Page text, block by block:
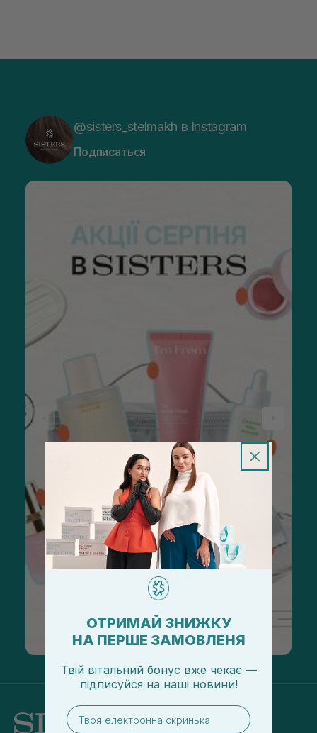
@sisters_stelmakh в Instagram
Подписаться
ОТРИМАЙ ЗНИЖКУ
НА ПЕРШЕ ЗАМОВЛЕНЯ
Твій вітальний бонус вже чекає —
підписуйся на наші новини!
email